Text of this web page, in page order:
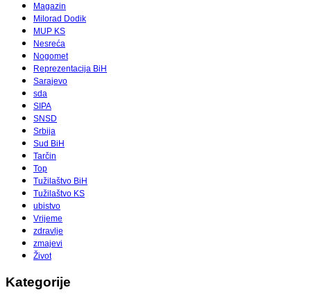
Magazin
Milorad Dodik
MUP KS
Nesreća
Nogomet
Reprezentacija BiH
Sarajevo
sda
SIPA
SNSD
Srbija
Sud BiH
Tarčin
Top
Tužilaštvo BiH
Tužilaštvo KS
ubistvo
Vrijeme
zdravlje
zmajevi
Život
Kategorije